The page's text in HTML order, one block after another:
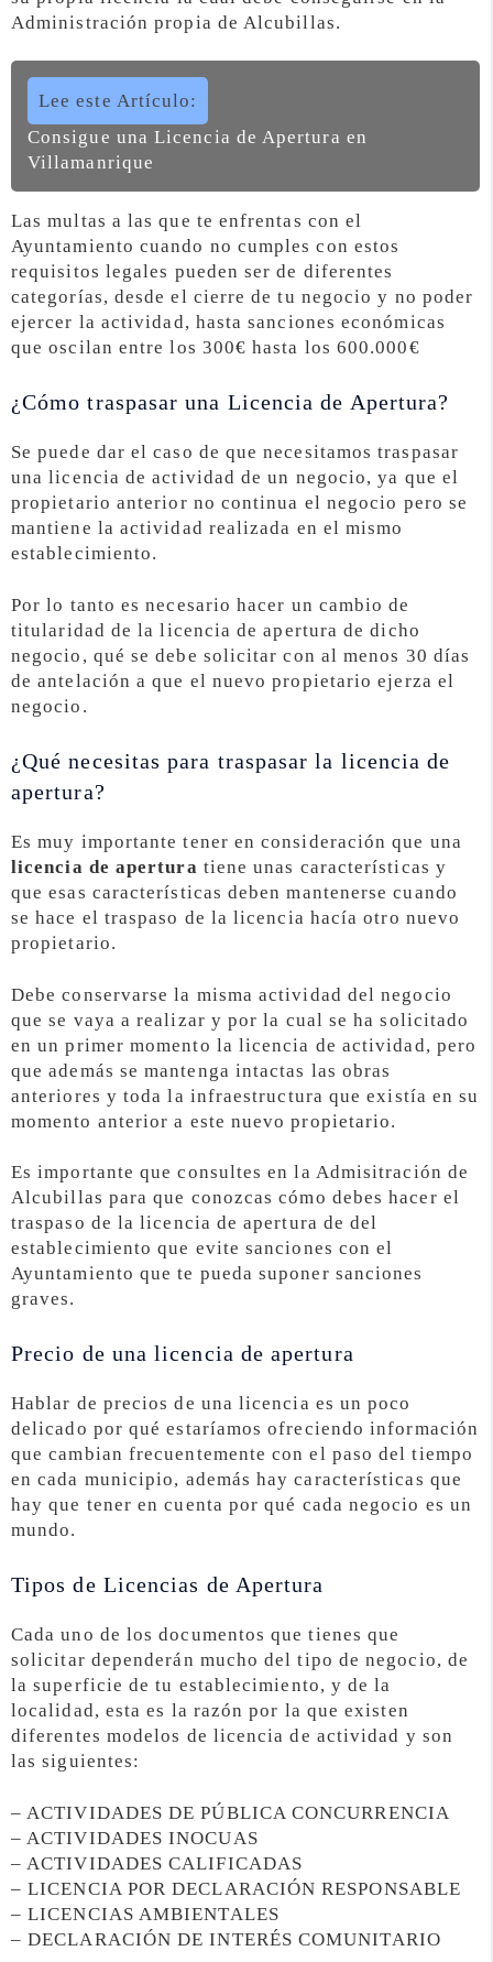
Administración propia de Alcubillas.
Lee este Artículo:
Consigue una Licencia de Apertura en
Villamanrique
Las multas a las que te enfrentas con el
Ayuntamiento cuando no cumples con estos
requisitos legales pueden ser de diferentes
categorías, desde el cierre de tu negocio y no poder
ejercer la actividad, hasta sanciones económicas
que oscilan entre los 300€ hasta los 600.000€
¿Cómo traspasar una Licencia de Apertura?
Se puede dar el caso de que necesitamos traspasar
una licencia de actividad de un negocio, ya que el
propietario anterior no continua el negocio pero se
mantiene la actividad realizada en el mismo
establecimiento.
Por lo tanto es necesario hacer un cambio de
titularidad de la licencia de apertura de dicho
negocio, qué se debe solicitar con al menos 30 días
de antelación a que el nuevo propietario ejerza el
negocio.
¿Qué necesitas para traspasar la licencia de
apertura?
Es muy importante tener en consideración que una
licencia de apertura tiene unas características y
que esas características deben mantenerse cuando
se hace el traspaso de la licencia hacía otro nuevo
propietario.
Debe conservarse la misma actividad del negocio
que se vaya a realizar y por la cual se ha solicitado
en un primer momento la licencia de actividad, pero
que además se mantenga intactas las obras
anteriores y toda la infraestructura que existía en su
momento anterior a este nuevo propietario.
Es importante que consultes en la Admisitración de
Alcubillas para que conozcas cómo debes hacer el
traspaso de la licencia de apertura de del
establecimiento que evite sanciones con el
Ayuntamiento que te pueda suponer sanciones
graves.
Precio de una licencia de apertura
Hablar de precios de una licencia es un poco
delicado por qué estaríamos ofreciendo información
que cambian frecuentemente con el paso del tiempo
en cada municipio, además hay características que
hay que tener en cuenta por qué cada negocio es un
mundo.
Tipos de Licencias de Apertura
Cada uno de los documentos que tienes que
solicitar dependerán mucho del tipo de negocio, de
la superficie de tu establecimiento, y de la
localidad, esta es la razón por la que existen
diferentes modelos de licencia de actividad y son
las siguientes:
– ACTIVIDADES DE PÚBLICA CONCURRENCIA
– ACTIVIDADES INOCUAS
– ACTIVIDADES CALIFICADAS
– LICENCIA POR DECLARACIÓN RESPONSABLE
– LICENCIAS AMBIENTALES
– DECLARACIÓN DE INTERÉS COMUNITARIO